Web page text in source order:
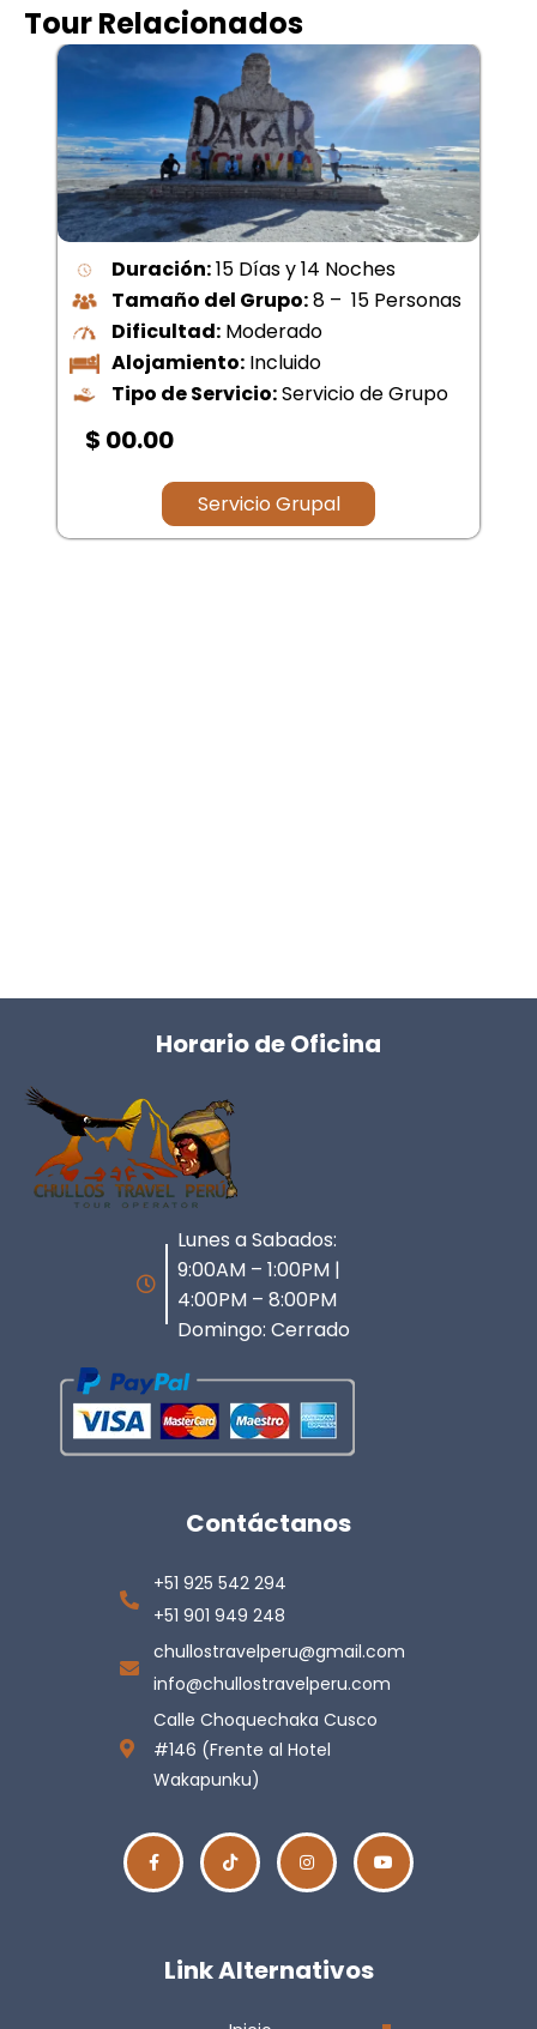
Tour Relacionados
Duración:15 Días y 14 Noches
Tamaño del Grupo:8 – 15 Personas
Dificultad:Moderado
Alojamiento:Incluido
Tipo de Servicio:Servicio de Grupo
$ 00.00
Servicio Grupal
Horario de Oficina
Lunes a Sabados:
9:00AM – 1:00PM |
4:00PM – 8:00PM
Domingo: Cerrado
Contáctanos
+51 925 542 294
+51 901 949 248
chullostravelperu@gmail.com
info@chullostravelperu.com
Calle Choquechaka Cusco
#146 (Frente al Hotel
Wakapunku)
Link Alternativos